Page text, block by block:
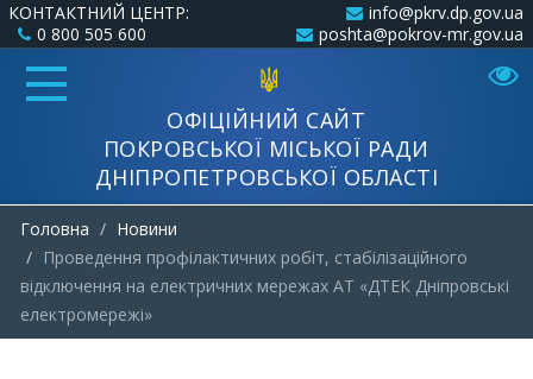
КОНТАКТНИЙ ЦЕНТР:
0 800 505 600
info@pkrv.dp.gov.ua
poshta@pokrov-mr.gov.ua
ОФІЦІЙНИЙ САЙТ
ПОКРОВСЬКОЇ МІСЬКОЇ РАДИ
ДНІПРОПЕТРОВСЬКОЇ ОБЛАСТІ
Головна
Новини
Проведення профілактичних робіт, стабілізаційного
відключення на електричних мережах АТ «ДТЕК Дніпровські
електромережі»